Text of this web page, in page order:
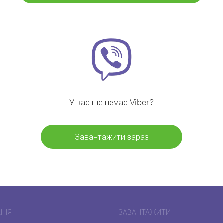
У вас ще немає Viber?
Завантажити зараз
ЗАВАНТАЖИТИ